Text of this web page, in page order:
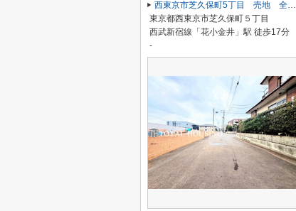
西東京市芝久保町5丁目 売地 全7区画
東京都西東京市芝久保町５丁目
西武新宿線「花小金井」駅 徒歩17分
-